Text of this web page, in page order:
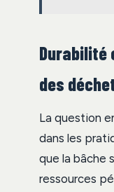
Durabilité
des
La question
dans les
que la bâche
ressources